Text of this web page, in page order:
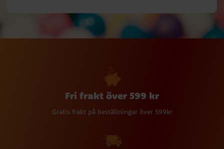
Fri frakt över 599 kr
Gratis frakt på beställningar över 599kr